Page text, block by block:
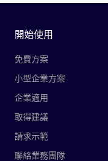
開始使用
免費方案
小型企業方案
企業適用
取得建議
請求示範
聯絡業務團隊